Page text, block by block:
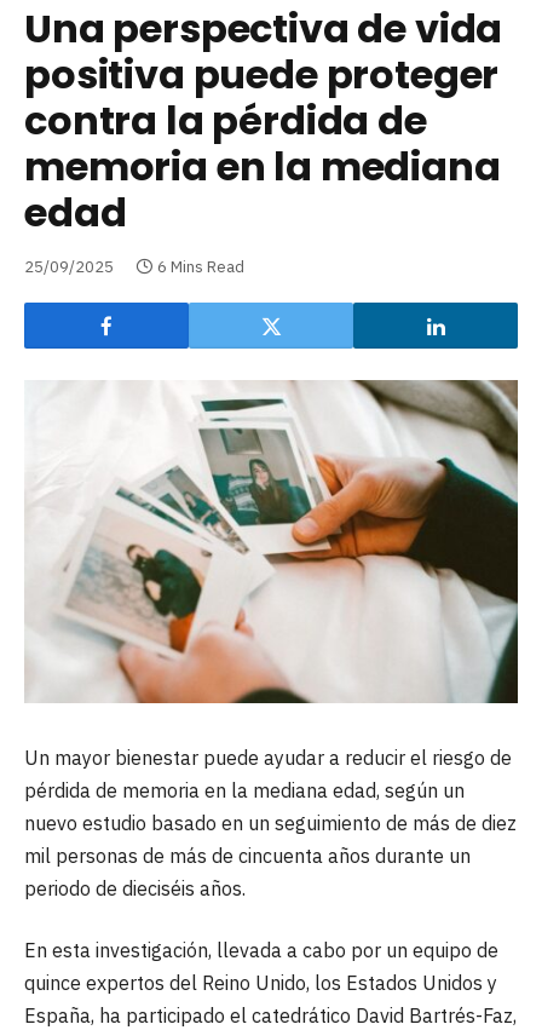
Una perspectiva de vida
positiva puede proteger
contra la pérdida de
memoria en la mediana
edad
25/09/2025 6 Mins Read
Un mayor bienestar puede ayudar a reducir el riesgo de
pérdida de memoria en la mediana edad, según un
nuevo estudio basado en un seguimiento de más de diez
mil personas de más de cincuenta años durante un
periodo de dieciséis años.
En esta investigación, llevada a cabo por un equipo de
quince expertos del Reino Unido, los Estados Unidos y
España, ha participado el catedrático David Bartrés-Faz,